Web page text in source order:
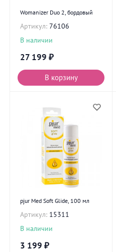
Womanizer Duo 2, бордовый
Артикул: 76106
В наличии
27 199 ₽
В корзину
pjur Med Soft Glide, 100 мл
Артикул: 15311
В наличии
3 199 ₽